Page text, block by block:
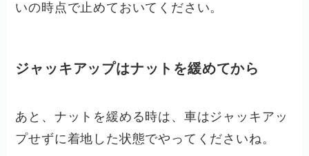
いの時点で止めておいてください。
ジャッキアップはナットを緩めてから
あと、ナットを緩める時は、車はジャッキアッ
プせずに着地した状態でやってくださいね。